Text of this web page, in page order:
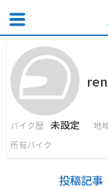
バイク歴 未設定 地
所有バイク
投稿記事